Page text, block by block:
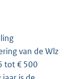
van de Wlz
tot € 500